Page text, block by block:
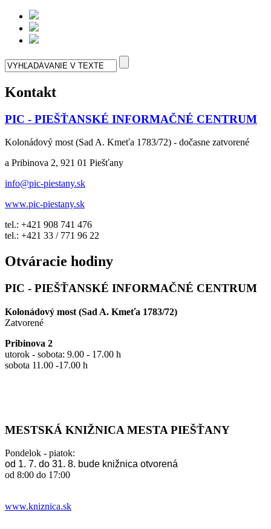
Kontakt
PIC - PIEŠŤANSKÉ INFORMAČNÉ CENTRUM
Kolonádový most (Sad A. Kmeťa 1783/72) - dočasne zatvorené
a Pribinova 2, 921 01 Piešťany
info@pic-piestany.sk
www.pic-piestany.sk
tel.: +421 908 741 476
tel.: +421 33 / 771 96 22
Otváracie hodiny
PIC - PIEŠŤANSKÉ INFORMAČNÉ CENTRUM
Kolonádový most (Sad A. Kmeťa 1783/72)
Zatvorené
Pribinova 2
utorok - sobota: 9.00 - 17.00 h
sobota 11.00 -17.00 h
MESTSKÁ KNIŽNICA MESTA PIEŠŤANY
Pondelok - piatok:
od 1. 7. do 31. 8. bude knižnica otvorená
od 8:00 do 17:00
www.kniznica.sk